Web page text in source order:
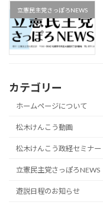
立憲民主党さっぽろNEWS
カテゴリー
ホームページについて
松木けんこう動画
松木けんこう政経セミナー
立憲民主党さっぽろNEWS
遊説日程のお知らせ